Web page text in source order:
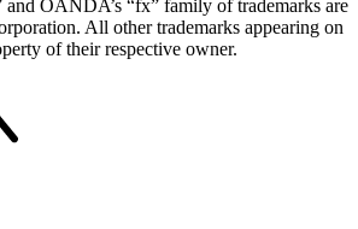
OANDA’s “fx” family of trademarks are
All other trademarks appearing on
of their respective owner.